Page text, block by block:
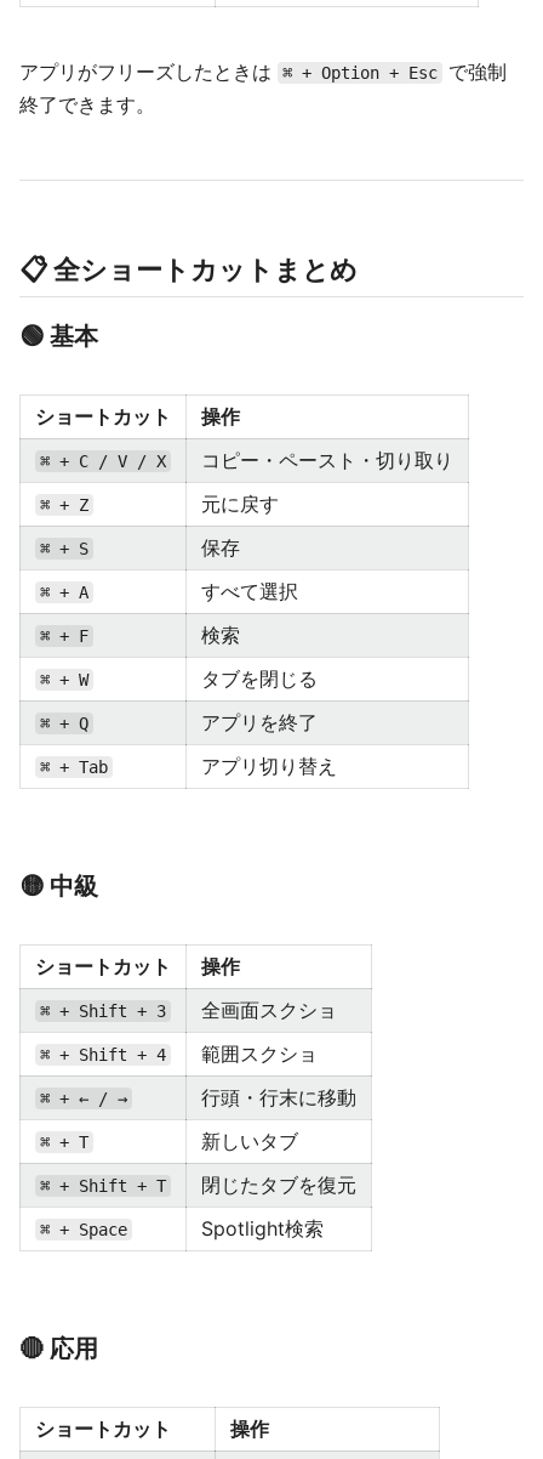
アプリがフリーズしたときは ⌘ + Option + Esc
で強制
終了できます。
📋 全ショートカットまとめ
🟢 基本
ショートカット 操作
⌘ + C / V / X コピー・ペースト・切り取り
⌘ + Z 元に戻す
⌘ + S 保存
⌘ + A すべて選択
⌘ + F 検索
⌘ + W タブを閉じる
⌘ + Q アプリを終了
⌘ + Tab アプリ切り替え
🟡 中級
ショートカット 操作
⌘ + Shift + 3 全画面スクショ
⌘ + Shift + 4 範囲スクショ
⌘ + ← / → 行頭・行末に移動
⌘ + T 新しいタブ
⌘ + Shift + T 閉じたタブを復元
⌘ + Space Spotlight検索
🔴 応用
ショートカット 操作